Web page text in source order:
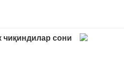
чиқиндилар сони